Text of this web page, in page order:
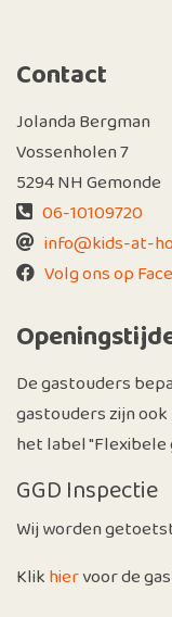
Contact
Jolanda Bergman
Vossenholen 7
5294 NH Gemonde
06-10109720
info@kids-at-
Volg ons op
De gastouders
gastouders zijn
het label
GGD Inspectie
Wij worden
Klikhiervoor de